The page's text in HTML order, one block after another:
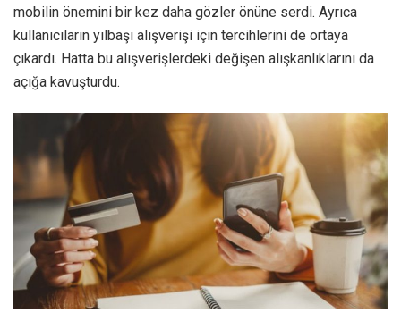
mobilin önemini bir kez daha gözler önüne serdi. Ayrıca
kullanıcıların yılbaşı alışverişi için tercihlerini de ortaya
çıkardı. Hatta bu alışverişlerdeki değişen alışkanlıklarını da
açığa kavuşturdu.